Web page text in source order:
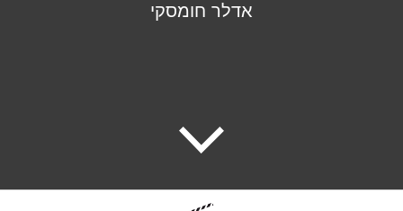
אדלר חומסקי